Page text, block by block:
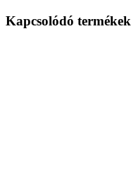
Kapcsolódó termékek